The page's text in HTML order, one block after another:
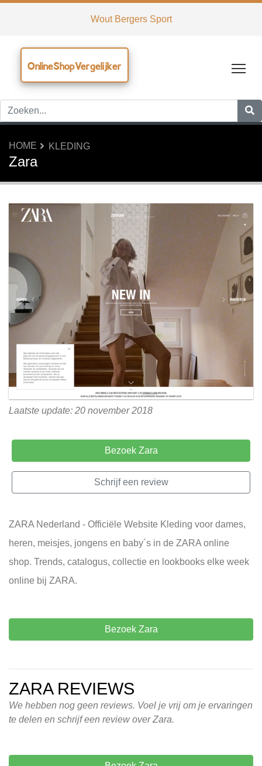
Wout Bergers Sport
OnlineShopVergelijker
HOME KLEDING
Zara
Laatste update: 20 november 2018
Bezoek Zara
Schrijf een review
ZARA Nederland - Officiële Website Kleding voor dames,
heren, meisjes, jongens en baby´s in de ZARA online
shop. Trends, catalogus, collectie en lookbooks elke week
online bij ZARA.
Bezoek Zara
ZARA REVIEWS
We hebben nog geen reviews. Voel je vrij om je ervaringen
te delen en schrijf een review over Zara.